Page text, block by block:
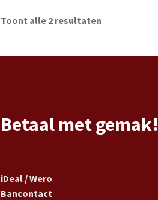
Toont alle 2 resultaten
Betaal met gemak!
iDeal / Wero
Bancontact